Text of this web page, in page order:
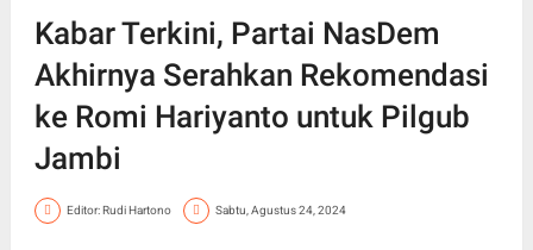
Kabar Terkini, Partai NasDem
Akhirnya Serahkan Rekomendasi
ke Romi Hariyanto untuk Pilgub
Jambi
Editor: Rudi Hartono Sabtu, Agustus 24, 2024